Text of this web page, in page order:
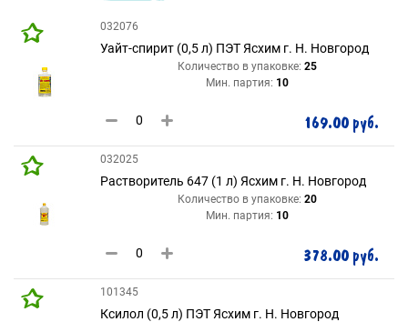
032076
Уайт-спирит (0,5 л) ПЭТ Ясхим г. Н. Новгород
Количество в упаковке: 25
Мин. партия: 10
169.00 руб.
032025
Растворитель 647 (1 л) Ясхим г. Н. Новгород
Количество в упаковке: 20
Мин. партия: 10
378.00 руб.
101345
Ксилол (0,5 л) ПЭТ Ясхим г. Н. Новгород